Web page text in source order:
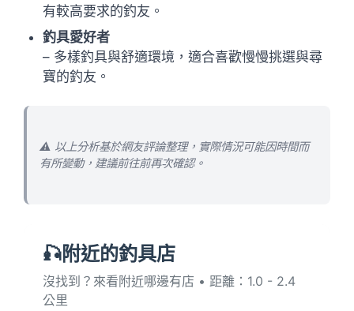
有較高要求的釣友。
釣具愛好者
– 多樣釣具與舒適環境，適合喜歡慢慢挑選與尋
寶的釣友。
⚠️ 以上分析基於網友評論整理，實際情況可能因時間而
有所變動，建議前往前再次確認。
🎣附近的釣具店
沒找到？來看附近哪邊有店 • 距離：1.0 - 2.4
公里